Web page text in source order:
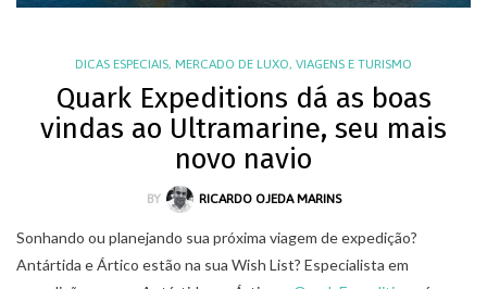
DICAS ESPECIAIS, MERCADO DE LUXO, VIAGENS E TURISMO
Quark Expeditions dá as boas
vindas ao Ultramarine, seu mais
novo navio
BY RICARDO OJEDA MARINS
Sonhando ou planejando sua próxima viagem de expedição?
Antártida e Ártico estão na sua Wish List? Especialista em